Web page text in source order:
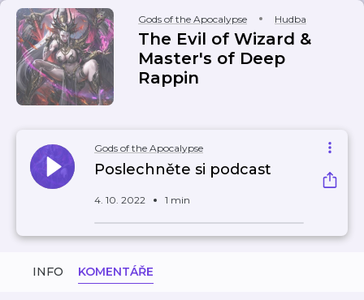
Gods of the Apocalypse Hudba
The Evil of Wizard &
Master's of Deep
Rappin
Gods of the Apocalypse
Poslechněte si podcast
4. 10. 2022 1 min
INFO KOMENTÁŘE